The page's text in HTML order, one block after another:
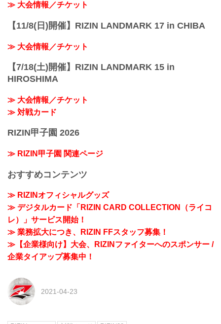
≫ 大会情報／チケット
【11/8(日)開催】RIZIN LANDMARK 17 in CHIBA
≫ 大会情報／チケット
【7/18(土)開催】RIZIN LANDMARK 15 in
HIROSHIMA
≫ 大会情報／チケット
≫ 対戦カード
RIZIN甲子園 2026
≫ RIZIN甲子園 関連ページ
おすすめコンテンツ
≫ RIZINオフィシャルグッズ
≫ デジタルカード「RIZIN CARD COLLECTION（ライコ
レ）」サービス開始！
≫ 業務拡大につき、RIZIN FFスタッフ募集！
≫【企業様向け】大会、RIZINファイターへのスポンサー /
企業タイアップ募集中！
2021-04-23